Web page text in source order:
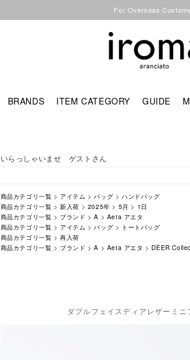
For Overseas
BRANDS ITEM CATEGORY GUIDE
いらっしゃいませ ゲストさん
商品カテゴリ一覧 > アイテム >バッグ > ハンドバッグ
商品カテゴリ一覧 >新入荷 > 2025年 > 5月 > 1日
商品カテゴリ一覧 > ブランド >A > Aeta アエタ
商品カテゴリ一覧 > アイテム >バッグ > トートバッグ
商品カテゴリ一覧 >再入荷
商品カテゴリ一覧 > ブランド >A > Aeta アエタ > DEER
ダブルフェイスディアレザーミ